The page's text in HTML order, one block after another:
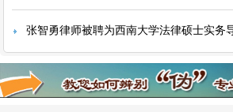
张智勇律师被聘为西南大学法律硕士实务